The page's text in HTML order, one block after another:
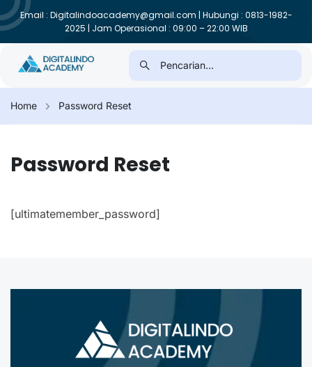
Email : Digitalindoacademy@gmail.com | Hubungi : 0813-1982-
2025 | Jam Operasional : 09:00 – 22:00 WIB
Home Password Reset
Password Reset
[ultimatemember_password]